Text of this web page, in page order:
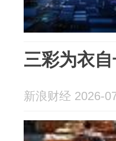
三彩为衣
新浪财经 2026-